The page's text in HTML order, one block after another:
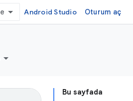
Android Studio Oturum aç
Bu sayfada